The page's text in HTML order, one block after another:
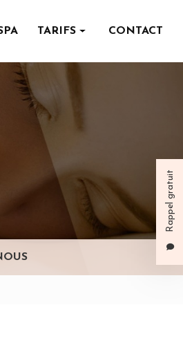
Rappel gratuit
TARIFS
Massage - spa
CONTACT